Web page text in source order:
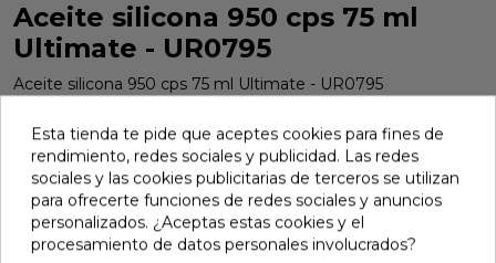
Aceite silicona 950 cps 75 ml
Ultimate - UR0795
Aceite silicona 950 cps 75 ml Ultimate - UR0795
5,65 €
Añadir
Esta tienda te pide que aceptes cookies para fines de
rendimiento, redes sociales y publicidad. Las redes
sociales y las cookies publicitarias de terceros se utilizan
para ofrecerte funciones de redes sociales y anuncios
personalizados. ¿Aceptas estas cookies y el
procesamiento de datos personales involucrados?